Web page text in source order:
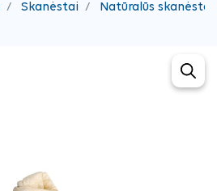
Skanėstai Natūralūs skanėstai